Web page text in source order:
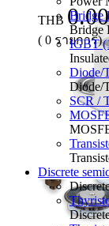
THB 0.00
( 0 รายการ)
Bridge
Bridge
IGBT
Diode/
Diode/
SCR /
Discrete